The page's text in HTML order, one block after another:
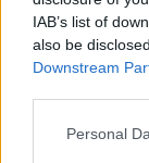
IAB’s list of
also be
Downstream
Personal